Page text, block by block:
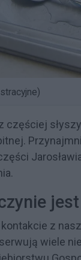
częściej
z
wiele